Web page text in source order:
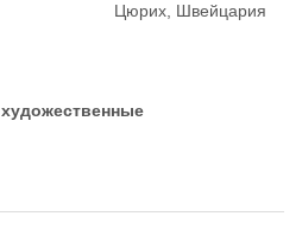
Цюрих, Швейцария
художественные